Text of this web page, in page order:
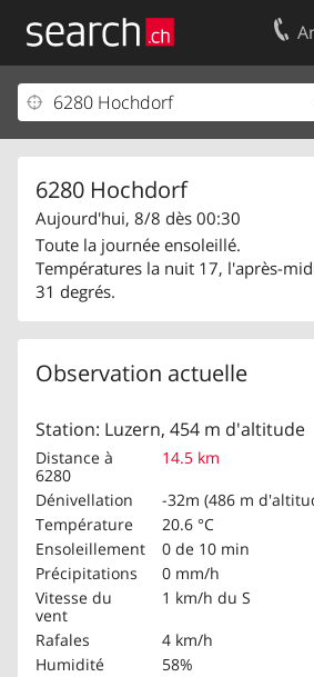
6280 Hochdorf
Aujourd'hui, 8/8 dès 00:30
Toute la journée ensoleillé.
Températures la nuit 17, l'après-
31 degrés.
Observation actuelle
Station: Luzern, 454 m d'altitude
Distance à
6280
14.5 km
Dénivellation
-32m (486 m
Température
20.6 °C
Ensoleillement
0 de 10 min
Précipitations
0 mm/h
Vitesse du
vent
1 km/h du S
Rafales
4 km/h
Humidité
58%
Votre inscription
Centre clients
Mentions Légales